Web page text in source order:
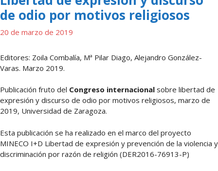
de odio por motivos religiosos
20 de marzo de 2019
Editores: Zoila Combalía, Mª Pilar Diago, Alejandro González-
Varas. Marzo 2019.
Publicación fruto del Congreso internacional sobre libertad de
expresión y discurso de odio por motivos religiosos, marzo de
2019, Universidad de Zaragoza.
Esta publicación se ha realizado en el marco del proyecto
MINECO I+D Libertad de expresión y prevención de la violencia y
discriminación por razón de religión (DER2016-76913-P)